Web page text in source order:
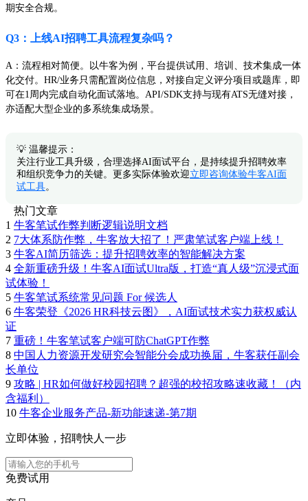
期安全合规。
Q3：上线AI招聘工具流程复杂吗？
A：流程相对简便。以牛客为例，平台提供试用、培训、技术集成一体
化交付。HR/业务只需配置岗位信息，对接自定义评分项目或题库，即
可在1周内完成自动化面试落地。API/SDK支持与现有ATS无缝对接，
亦适配大型企业的多系统集成场景。
💡 温馨提示：
关注行业工具升级，合理选择AI面试平台，是持续提升招聘效率
和组织竞争力的关键。更多实际体验欢迎立即咨询体验牛客AI面
试工具。
热门文章
1 牛客笔试作弊判断逻辑说明文档
2 7大体系防作弊，牛客放大招了！严肃笔试客户端上线！
3 牛客AI简历筛选：提升招聘效率的智能解决方案
4 全新重磅升级！牛客AI面试Ultra版，打造“真人级”沉浸式面
试体验！
5 牛客笔试系统常见问题 For 候选人
6 牛客荣登《2026 HR科技云图》，AI面试技术实力获权威认
证
7 重磅！牛客笔试客户端可防ChatGPT作弊
8 中国人力资源开发研究会智能分会成功换届，牛客获任副会
长单位
9 攻略 | HR如何做好校园招聘？超强的校招攻略速收藏！（内
含福利）
10 牛客企业服务产品-新功能速递-第7期
立即体验，招聘快人一步
免费试用